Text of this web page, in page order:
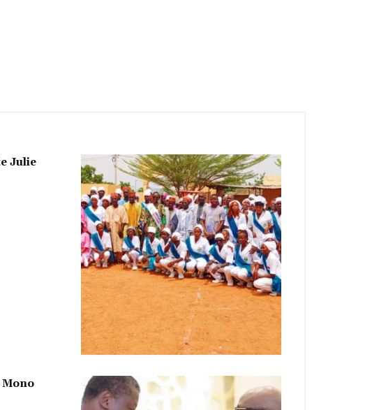
Julie
Mono